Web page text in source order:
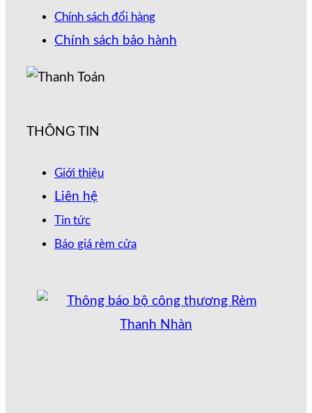
Chính sách đổi hàng
Chính sách bảo hành
THÔNG TIN
Giới thiệu
Liên hệ
Tin tức
Báo giá rèm cửa